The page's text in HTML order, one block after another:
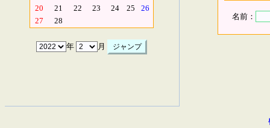
20
21 22 23 24 25
26
27
28
年 月
名前：